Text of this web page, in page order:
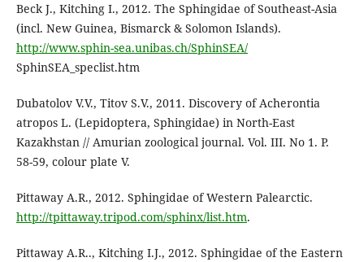
Beck J., Kitching I., 2012. The Sphingidae of Southeast-Asia
(incl. New Guinea, Bismarck & Solomon Islands).
http://www.sphin-sea.unibas.ch/SphinSEA/
SphinSEA_speclist.htm
Dubatolov V.V., Titov S.V., 2011. Discovery of Acherontia
atropos L. (Lepidoptera, Sphingidae) in North-East
Kazakhstan // Amurian zoological journal. Vol. III. No 1. P.
58-59, colour plate V.
Pittaway A.R., 2012. Sphingidae of Western Palearctic.
http://tpittaway.tripod.com/sphinx/list.htm.
Pittaway A.R.., Kitching I.J., 2012. Sphingidae of the Eastern